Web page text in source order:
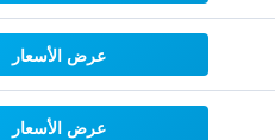
عرض الأسعار
عرض الأسعار